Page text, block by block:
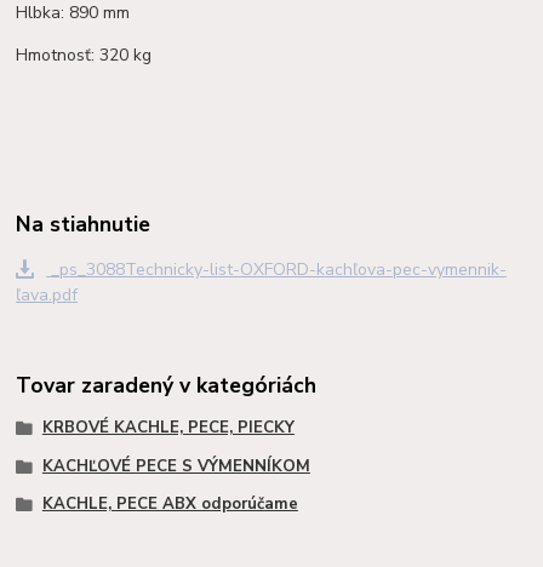
Hlbka: 890 mm
Hmotnosť: 320 kg
Na stiahnutie
_ps_3088Technicky-list-OXFORD-kachľova-pec-vymennik-
ľava.pdf
Tovar zaradený v kategóriách
KRBOVÉ KACHLE, PECE, PIECKY
KACHĽOVÉ PECE S VÝMENNÍKOM
KACHLE, PECE ABX odporúčame